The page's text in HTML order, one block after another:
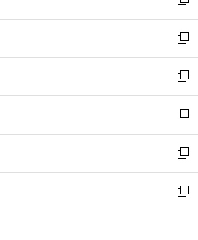
開
く
ウ
で
開
く
ン
ド
ウ
で
開
く
ウ
ィ
ン
ド
ウ
で
開
く
新
し
い
ウ
ィ
ン
ド
ウ
で
開
く
新
し
い
ウ
ィ
ン
ド
ウ
で
開
新
し
い
ウ
ィ
ン
ド
ウ
新
し
い
ウ
ィ
ン
新
し
い
ウ
新
し